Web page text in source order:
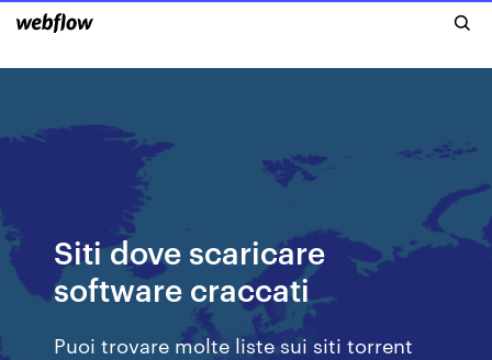
Siti dove scaricare
software craccati
Puoi trovare molte liste sui siti torrent